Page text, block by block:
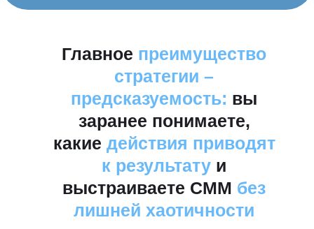
Главное преимущество
стратегии –
предсказуемость: вы
заранее понимаете,
какие действия приводят
к результату и
выстраиваете СММ без
лишней хаотичности